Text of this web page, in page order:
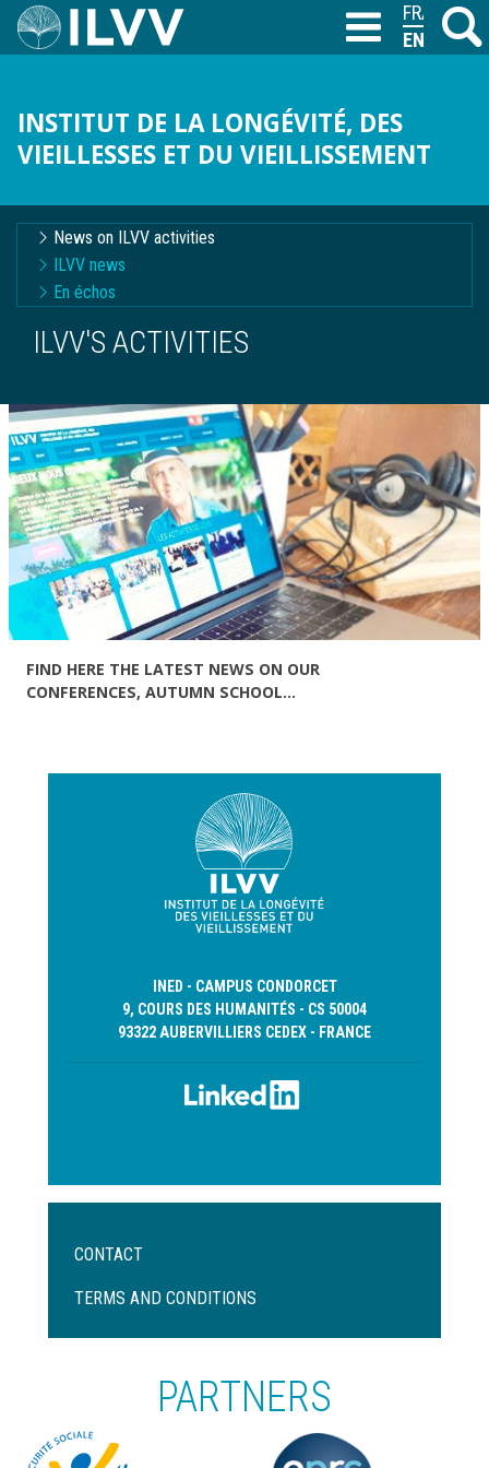
Skip
Search
M
INSTITUT DE LA LONGÉVITÉ, DES
VIEILLESSES ET DU VIEILLISSEMENT
T
Navigation
contextuelle
News on ILVV activities
ILVV news
En échos
ILVV'S ACTIVITIES
FIND HERE THE LATEST NEWS ON OUR
CONFERENCES, AUTUMN SCHOOL...
INED - CAMPUS CONDORCET
9, COURS DES HUMANITÉS - CS 50004
93322 AUBERVILLIERS CEDEX - FRANCE
Menu
de
CONTACT
TERMS AND CONDITIONS
PARTNERS
FRANÇAIS
ENGLISH